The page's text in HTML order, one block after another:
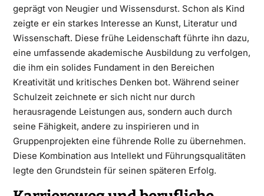
geprägt von Neugier und Wissensdurst. Schon als Kind
zeigte er ein starkes Interesse an Kunst, Literatur und
Wissenschaft. Diese frühe Leidenschaft führte ihn dazu,
eine umfassende akademische Ausbildung zu verfolgen,
die ihm ein solides Fundament in den Bereichen
Kreativität und kritisches Denken bot. Während seiner
Schulzeit zeichnete er sich nicht nur durch
herausragende Leistungen aus, sondern auch durch
seine Fähigkeit, andere zu inspirieren und in
Gruppenprojekten eine führende Rolle zu übernehmen.
Diese Kombination aus Intellekt und Führungsqualitäten
legte den Grundstein für seinen späteren Erfolg.